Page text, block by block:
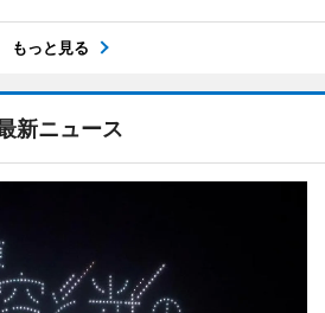
もっと見る
新ニュース